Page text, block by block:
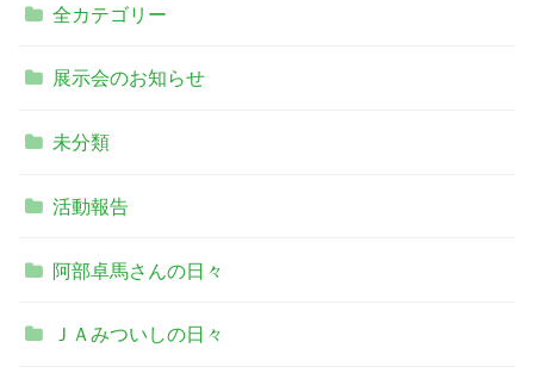
全カテゴリー
展示会のお知らせ
未分類
活動報告
阿部卓馬さんの日々
ＪＡみついしの日々